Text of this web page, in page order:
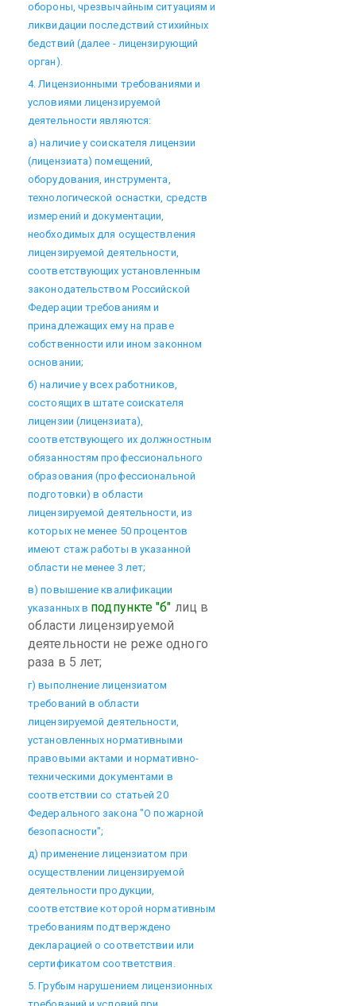
обороны, чрезвычайным ситуациям и
ликвидации последствий стихийных
бедствий (далее - лицензирующий
орган).
4. Лицензионными требованиями и
условиями лицензируемой
деятельности являются:
а) наличие у соискателя лицензии
(лицензиата) помещений,
оборудования, инструмента,
технологической оснастки, средств
измерений и документации,
необходимых для осуществления
лицензируемой деятельности,
соответствующих установленным
законодательством Российской
Федерации требованиям и
принадлежащих ему на праве
собственности или ином законном
основании;
б) наличие у всех работников,
состоящих в штате соискателя
лицензии (лицензиата),
соответствующего их должностным
обязанностям профессионального
образования (профессиональной
подготовки) в области
лицензируемой деятельности, из
которых не менее 50 процентов
имеют стаж работы в указанной
области не менее 3 лет;
в) повышение квалификации
указанных в подпункте "б" лиц в
области лицензируемой
деятельности не реже одного
раза в 5 лет;
г) выполнение лицензиатом
требований в области
лицензируемой деятельности,
установленных нормативными
правовыми актами и нормативно-
техническими документами в
соответствии со статьей 20
Федерального закона "О пожарной
безопасности";
д) применение лицензиатом при
осуществлении лицензируемой
деятельности продукции,
соответствие которой нормативным
требованиям подтверждено
декларацией о соответствии или
сертификатом соответствия.
5. Грубым нарушением лицензионных